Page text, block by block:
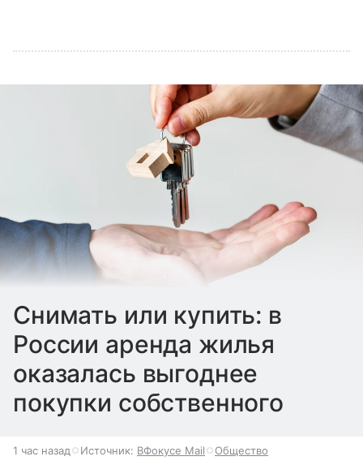
Снимать или купить: в
России аренда жилья
оказалась выгоднее
покупки собственного
1 час назад Источник: ВФокусе Mail Общество